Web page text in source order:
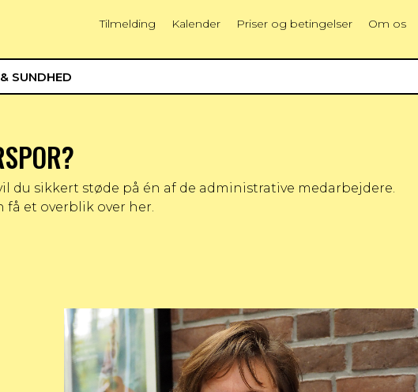
SUNDHED
Tilmelding Kalender Priser og betingelser Om os
sikkert støde på én af de administrative medarbejdere.
et overblik over her.